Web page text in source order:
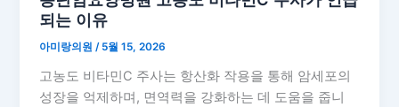
되는 이유
아미랑의원/ 5월 15, 2026
고농도 비타민C 주사는 항산화 작용을 통해 암세포의
성장을 억제하며, 면역력을 강화하는 데 도움을 줍니